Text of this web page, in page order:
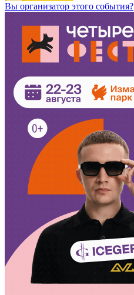
Вы организатор этого события?